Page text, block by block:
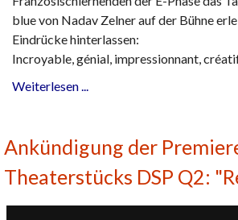
blue von Nadav Zelner auf der Bühne
Eindrücke hinterlassen:
Incroyable, génial, impressionnant,
Weiterlesen ...
Ankündigung der
Theaterstücks DSP Q2: